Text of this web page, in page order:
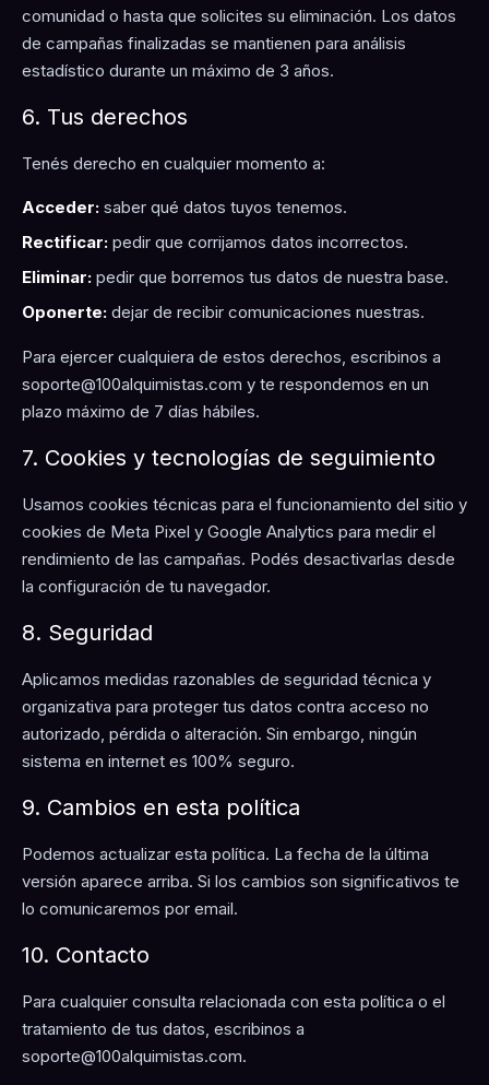
comunidad o hasta que solicites su eliminación. Los datos
de campañas finalizadas se mantienen para análisis
estadístico durante un máximo de 3 años.
6. Tus derechos
Tenés derecho en cualquier momento a:
Acceder: saber qué datos tuyos tenemos.
Rectificar: pedir que corrijamos datos incorrectos.
Eliminar: pedir que borremos tus datos de nuestra base.
Oponerte: dejar de recibir comunicaciones nuestras.
Para ejercer cualquiera de estos derechos, escribinos a
soporte@100alquimistas.com y te respondemos en un
plazo máximo de 7 días hábiles.
7. Cookies y tecnologías de seguimiento
Usamos cookies técnicas para el funcionamiento del sitio y
cookies de Meta Pixel y Google Analytics para medir el
rendimiento de las campañas. Podés desactivarlas desde
la configuración de tu navegador.
8. Seguridad
Aplicamos medidas razonables de seguridad técnica y
organizativa para proteger tus datos contra acceso no
autorizado, pérdida o alteración. Sin embargo, ningún
sistema en internet es 100% seguro.
9. Cambios en esta política
Podemos actualizar esta política. La fecha de la última
versión aparece arriba. Si los cambios son significativos te
lo comunicaremos por email.
10. Contacto
Para cualquier consulta relacionada con esta política o el
tratamiento de tus datos, escribinos a
soporte@100alquimistas.com.